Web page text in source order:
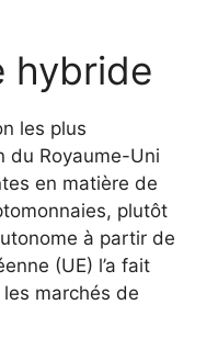
hybride
les plus
du Royaume-Uni
en matière de
plutôt
à partir de
(UE) l’a fait
marchés de